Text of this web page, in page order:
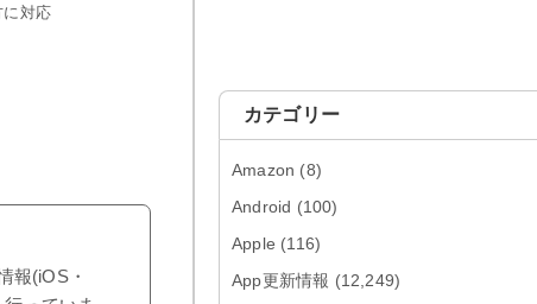
に対応
報(iOS・
版をリリース。AIプロ...
イバル 26.40」iOS向...
ザ 151.0.7922....
カテゴリー
Amazon (8)
Android (100)
Apple (116)
App更新情報 (12,249)